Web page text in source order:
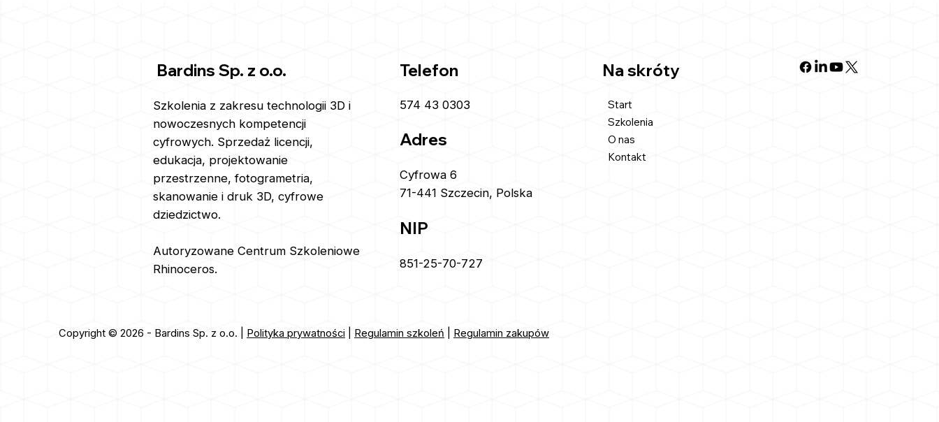
Bardins Sp. z o.o.
Szkolenia z zakresu technologii 3D i
nowoczesnych kompetencji
cyfrowych. Sprzedaż licencji,
edukacja, projektowanie
przestrzenne, fotogrametria,
skanowanie i druk 3D, cyfrowe
dziedzictwo.
Autoryzowane Centrum Szkoleniowe
Rhinoceros.
Telefon
574 43 0303
Adres
Cyfrowa 6
71-441 Szczecin, Polska
NIP
851-25-70-727
Na skróty
Start
Szkolenia
O nas
Kontakt
Copyright © 2026 - Bardins Sp. z o.o. | Polityka prywatności Regulamin szkoleń Regulamin zakupów